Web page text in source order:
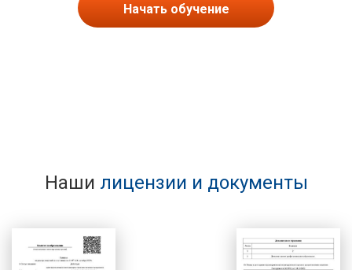
Начать обучение
Наши лицензии и документы